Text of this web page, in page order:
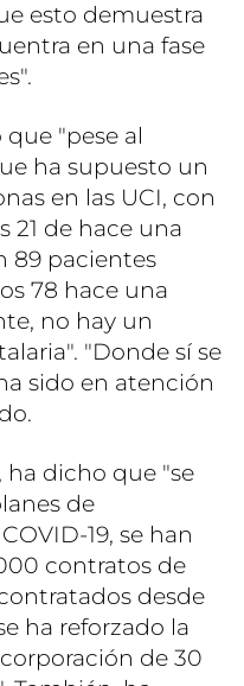
esto demuestra
en una fase
"pese al
ha supuesto un
en las UCI, con
21 de hace una
89 pacientes
78 hace una
no hay un
"Donde sí se
sido en atención
ha dicho que "se
de
19, se han
contratos de
desde
ha reforzado la
de 30